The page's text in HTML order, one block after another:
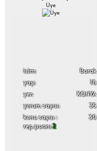
Üye
i̇sim:
Burak
yaşı:
18
yer:
KONYA
yorum sayısı:
35
konu sayısı :
30
rep puanı:2